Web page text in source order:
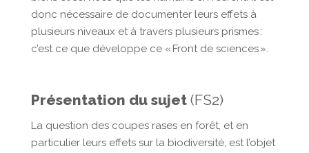
donc nécessaire de documenter leurs effets à
plusieurs niveaux et à travers plusieurs prismes :
c’est ce que développe ce « Front de sciences ».
Présentation du sujet(FS2)
La question des coupes rases en forêt, et en
particulier leurs effets sur la biodiversité, est l’objet